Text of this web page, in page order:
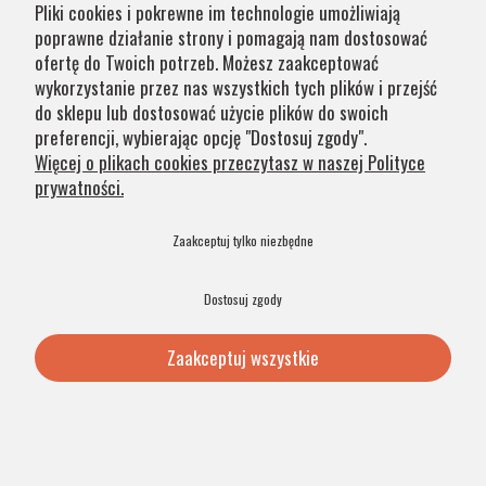
5.0
265,00 zł
Dodaj do koszyka
Pliki cookies i pokrewne im technologie umożliwiają
poprawne działanie strony i pomagają nam dostosować
ofertę do Twoich potrzeb. Możesz zaakceptować
wykorzystanie przez nas wszystkich tych plików i przejść
do sklepu lub dostosować użycie plików do swoich
preferencji, wybierając opcję "Dostosuj zgody".
Więcej o plikach cookies przeczytasz w naszej Polityce
prywatności.
Zaakceptuj tylko niezbędne
Dostosuj zgody
Zaakceptuj wszystkie